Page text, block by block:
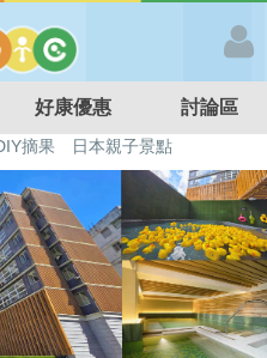
好康優惠 討論區
台北親子餐廳
溫泉泡湯SPA
本親子景點